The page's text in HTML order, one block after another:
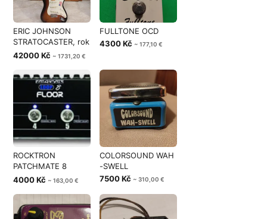
ERIC JOHNSON
STRATOCASTER, rok
2008
42000 Kč ~ 1731,20 €
FULLTONE OCD
4300 Kč ~ 177,10 €
ROCKTRON
PATCHMATE 8
FLOOR V2
4000 Kč ~ 163,00 €
COLORSOUND WAH
-SWELL
7500 Kč ~ 310,00 €